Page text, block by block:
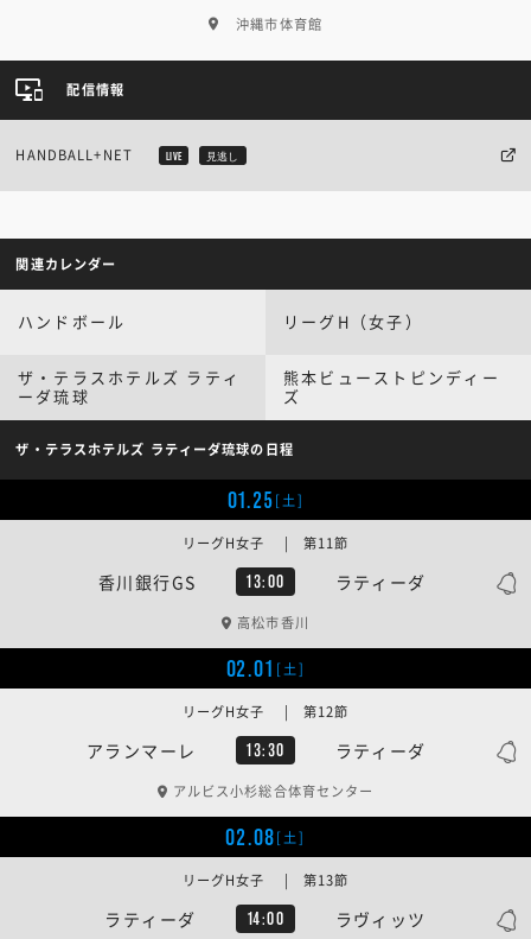
沖縄市体育館
配信情報
HANDBALL+NET LIVE 見逃し
関連カレンダー
ハンドボール リーグH（女子）
ザ・テラスホテルズ ラティ
ーダ琉球
熊本ビューストピンディー
ズ
ザ・テラスホテルズ ラティーダ琉球の日程
01.25[土]
香川銀行GS 13:00 ラティーダ
リーグH女子 | 第11節
高松市香川
02.01 [土]
アランマーレ 13:30 ラティーダ
リーグH女子 | 第12節
アルビス小杉総合体育センター
02.08[土]
ラティーダ 14:00 ラヴィッツ
リーグH女子 | 第13節